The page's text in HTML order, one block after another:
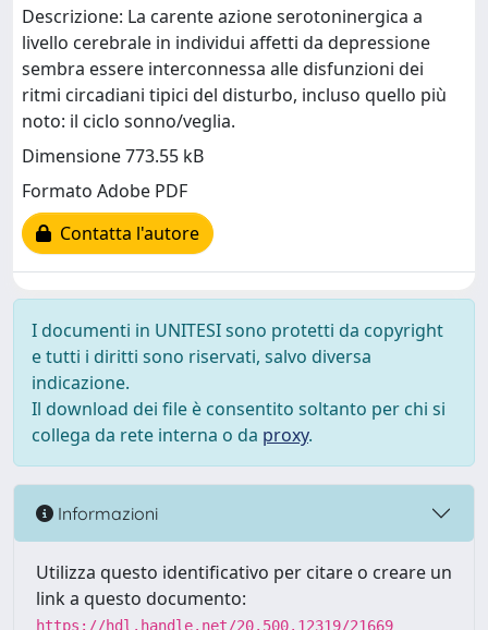
Descrizione: La carente azione serotoninergica a
livello cerebrale in individui affetti da depressione
sembra essere interconnessa alle disfunzioni dei
ritmi circadiani tipici del disturbo, incluso quello più
noto: il ciclo sonno/veglia.
Dimensione 773.55 kB
Formato Adobe PDF
Contatta l'autore
I documenti in UNITESI sono protetti da copyright
e tutti i diritti sono riservati, salvo diversa
indicazione.
Il download dei file è consentito soltanto per chi si
collega da rete interna o da proxy.
Informazioni
Utilizza questo identificativo per citare o creare un
link a questo documento:
https://hdl.handle.net/20.500.12319/21669